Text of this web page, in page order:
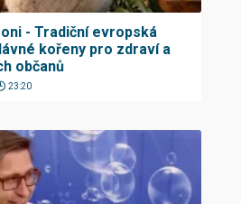
- Tradiční evropská
kořeny pro zdraví a
občanů
23:20